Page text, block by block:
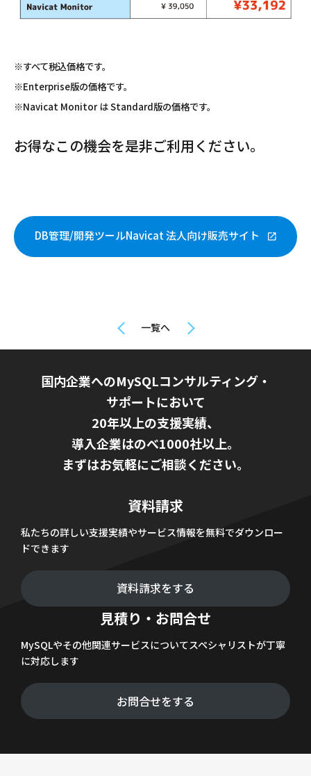
※すべて税込価格です。
※Enterprise版の価格です。
※Navicat Monitor は Standard版の価格です。
お得なこの機会を是非ご利用ください。
DB管理/開発ツールNavicat 法人向け販売サイト
一覧へ
国内企業へのMySQLコンサルティング・
サポートにおいて
20年以上の支援実績、
導入企業はのべ1000社以上。
まずはお気軽にご相談ください。
資料請求
私たちの詳しい支援実績やサービス情報を無料でダウンロー
ドできます
資料請求をする
見積り・お問合せ
MySQLやその他関連サービスについてスペシャリストが丁寧
に対応します
お問合せをする